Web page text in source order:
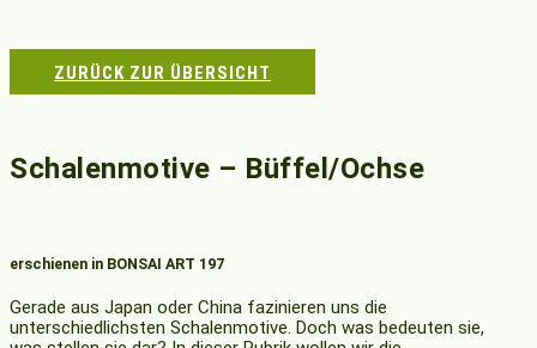
ZURÜCK ZUR ÜBERSICHT
Schalenmotive – Büffel/Ochse
erschienen in BONSAI ART 197
Gerade aus Japan oder China fazinieren uns die
unterschiedlichsten Schalenmotive. Doch was bedeuten sie,